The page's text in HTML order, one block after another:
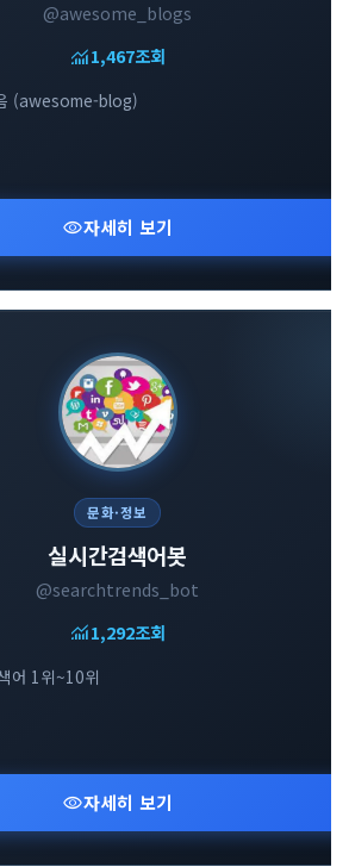
@awesome_blogs
monitoring1,467조회
(awesome-blog)
visibility자세히 보기
문화·정보
실시간검색어봇
@searchtrends_bot
monitoring1,292조회
어 1위~10위
visibility자세히 보기